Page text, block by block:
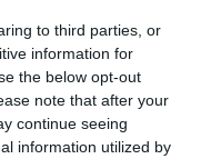
to third parties, or
information for
the below opt-out
note that after your
continue seeing
information utilized by
erdész, hogy
emeltek ki a
Lounge Eventtel kötött